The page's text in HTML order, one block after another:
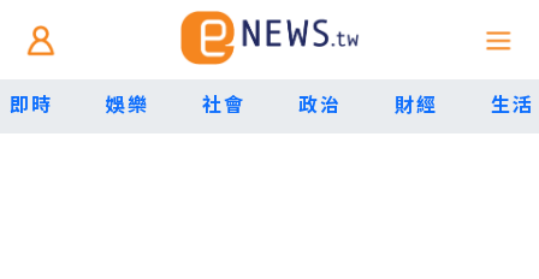
即時 娛樂 社會 政治 財經 生活